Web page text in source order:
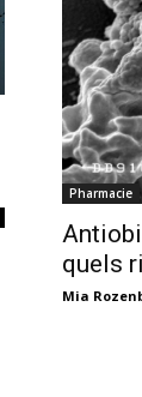
Pharmacie
quels
Mia